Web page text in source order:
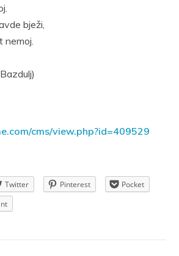
bježi,
nemoj.
cms/view.php?id=409529
Twitter Pinterest
Pocket